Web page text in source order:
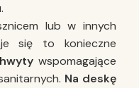
lub w innych
się to konieczne
wspomagające
Na deskę